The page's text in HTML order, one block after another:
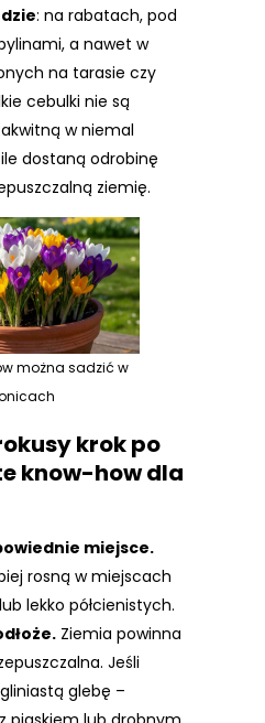
: na rabatach, pod
a nawet w
na tarasie czy
cebulki nie są
w niemal
dostaną odrobinę
ziemię.
można sadzić w
krok po
know-how dla
miejsce.
rosną w miejscach
lekko półcienistych.
Ziemia powinna
Jeśli
glebę –